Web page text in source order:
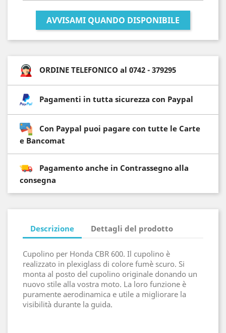
AVVISAMI QUANDO DISPONIBILE
ORDINE TELEFONICO al 0742 - 379295
Pagamenti in tutta sicurezza con Paypal
Con Paypal puoi pagare con tutte le Carte
e Bancomat
Pagamento anche in Contrassegno alla
consegna
Descrizione Dettagli del prodotto
Cupolino per Honda CBR 600. Il cupolino è
realizzato in plexiglass di colore fumè scuro. Si
monta al posto del cupolino originale donando un
nuovo stile alla vostra moto. La loro funzione è
puramente aerodinamica e utile a migliorare la
visibilità durante la guida.